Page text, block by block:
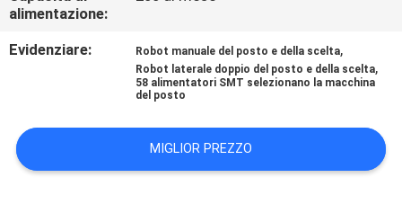
SHOPPING
ON
MAPPA
DEL
alimentazione:
Evidenziare: Robot manuale del posto e della scelta,
Robot laterale doppio del posto e della scelta,
58 alimentatori SMT selezionano la macchina
del posto
MIGLIOR PREZZO